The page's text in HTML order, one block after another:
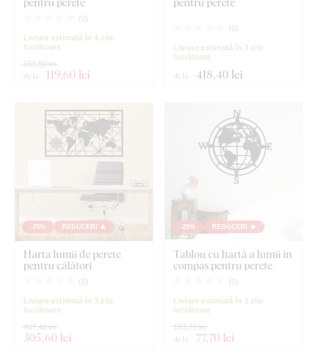
( 0)
Livrare estimată în 4 zile
lucrătoare
de la 119,60 lei
159,50 lei
( 0)
Livrare estimată în 3 zile
lucrătoare
de la 418,40 lei
-25% REDUCERI 🔥
Harta lumii de perete
pentru călători
( 0)
Livrare estimată în 3 zile
lucrătoare
305,60 lei
407,40 lei
-25% REDUCERI 🔥
Tablou cu hartă a lumii în
compas pentru perete
( 0)
Livrare estimată în 3 zile
lucrătoare
de la 77,70 lei
103,70 lei